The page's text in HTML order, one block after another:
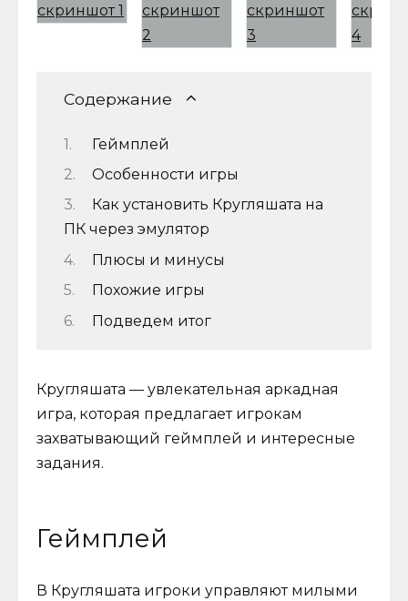
Содержание
Геймплей
Особенности игры
Как установить Кругляшата на
ПК через эмулятор
Плюсы и минусы
Похожие игры
Подведем итог
Кругляшата — увлекательная аркадная
игра, которая предлагает игрокам
захватывающий геймплей и интересные
задания.
Геймплей
В Кругляшата игроки управляют милыми